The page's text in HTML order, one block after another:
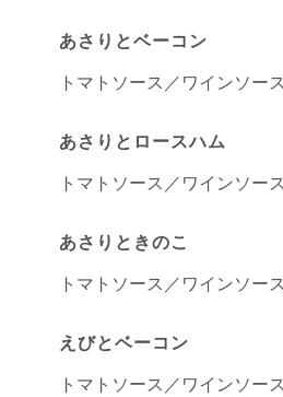
あさりとベーコン
トマトソース／ワインソース
あさりとロースハム
トマトソース／ワインソース
あさりときのこ
トマトソース／ワインソー
えびとベーコン
トマトソース／ワインソース